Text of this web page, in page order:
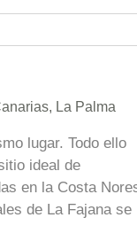
, La Palma
lugar. Todo ello
ideal de
en la Costa
de La Fajana se